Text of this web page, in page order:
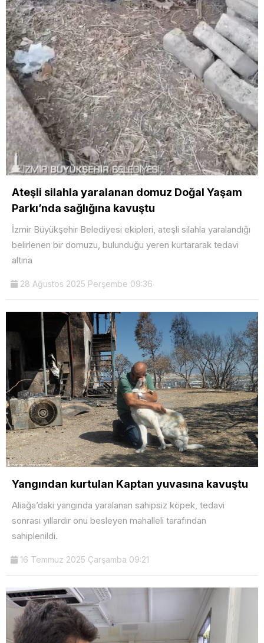
Ateşli silahla yaralanan domuz Doğal Yaşam
Parkı’nda sağlığına kavuştu
İzmir Büyükşehir Belediyesi ekipleri, ateşli silahla yaralandığı
belirlenen bir domuzu, bulunduğu yeren kurtararak tedavi
altına
28 Ağustos 2025 Perşembe 09:36
Yangından kurtulan Kaptan yuvasına kavuştu
Aliağa’daki yangında yaralanan sahipsiz köpek, tedavi
sonrası yıllardır onu besleyen mahalleli tarafından
sahiplenildi.
16 Temmuz 2025 Çarşamba 09:21